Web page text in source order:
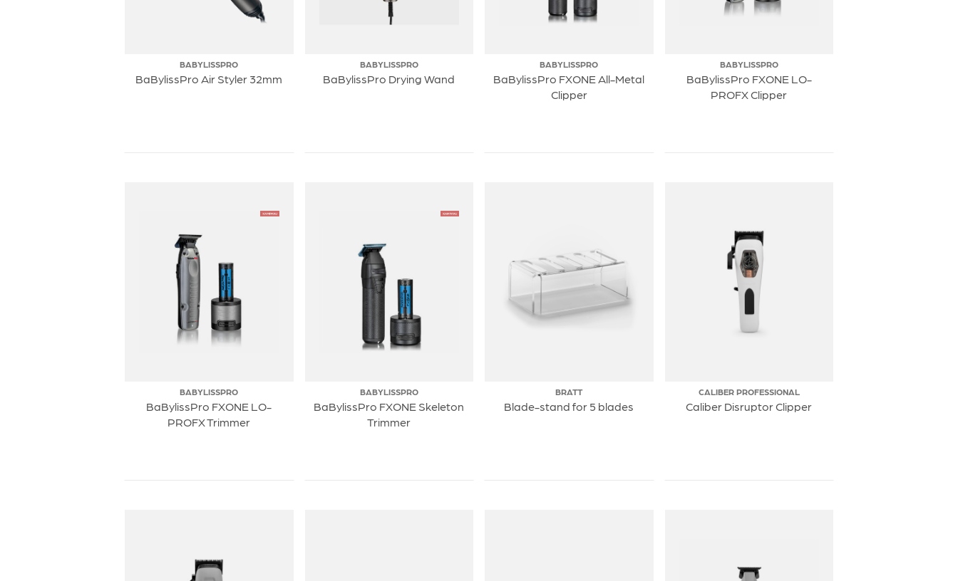
BABYLISSPRO
BaBylissPro Air Styler 32mm
BABYLISSPRO
BaBylissPro Drying Wand
BABYLISSPRO
BaBylissPro FXONE All-Metal
Clipper
BABYLISSPRO
BaBylissPro FXONE LO-
PROFX Clipper
BABYLISSPRO
BaBylissPro FXONE LO-
PROFX Trimmer
BABYLISSPRO
BaBylissPro FXONE Skeleton
Trimmer
BRATT
Blade-stand for 5 blades
CALIBER PROFESSIONAL
Caliber Disruptor Clipper